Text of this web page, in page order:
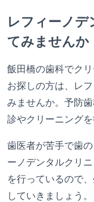
レフィーノ
てみませんか
飯田橋の歯科でク
お探しの方は、レ
みませんか。予防
診やクリーニング
歯医者が苦手で歯
ーノデンタルクリ
を行っているので
していきましょう。